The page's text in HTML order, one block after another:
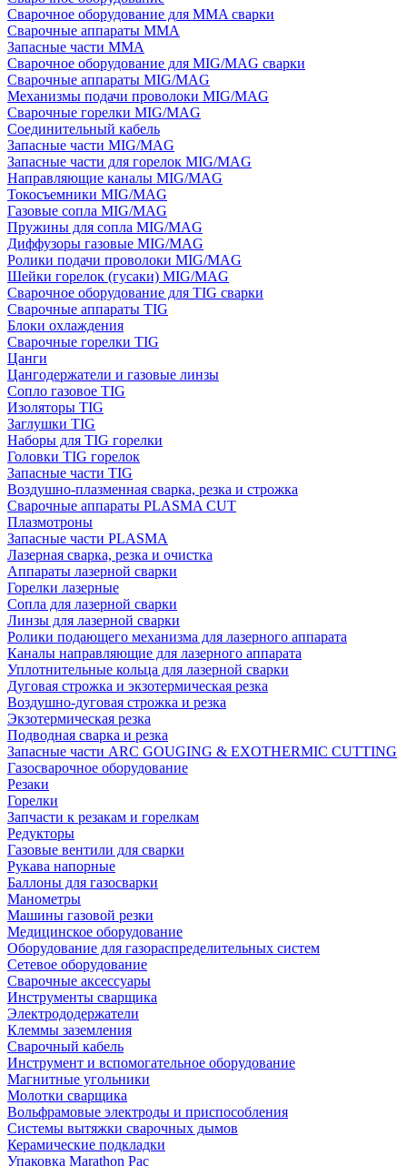
Сварочное оборудование для MMA сварки
Сварочные аппараты MMA
Запасные части MMA
Сварочное оборудование для MIG/MAG сварки
Сварочные аппараты MIG/MAG
Механизмы подачи проволоки MIG/MAG
Сварочные горелки MIG/MAG
Соединительный кабель
Запасные части MIG/MAG
Запасные части для горелок MIG/MAG
Направляющие каналы MIG/MAG
Токосъемники MIG/MAG
Газовые сопла MIG/MAG
Пружины для сопла MIG/MAG
Диффузоры газовые MIG/MAG
Ролики подачи проволоки MIG/MAG
Шейки горелок (гусаки) MIG/MAG
Сварочное оборудование для TIG сварки
Сварочные аппараты TIG
Блоки охлаждения
Сварочные горелки TIG
Цанги
Цангодержатели и газовые линзы
Сопло газовое TIG
Изоляторы TIG
Заглушки TIG
Наборы для TIG горелки
Головки TIG горелок
Запасные части TIG
Воздушно-плазменная сварка, резка и строжка
Сварочные аппараты PLASMA CUT
Плазмотроны
Запасные части PLASMA
Лазерная сварка, резка и очистка
Аппараты лазерной сварки
Горелки лазерные
Сопла для лазерной сварки
Линзы для лазерной сварки
Ролики подающего механизма для лазерного аппарата
Каналы направляющие для лазерного аппарата
Уплотнительные кольца для лазерной сварки
Дуговая строжка и экзотермическая резка
Воздушно-дуговая строжка и резка
Экзотермическая резка
Подводная сварка и резка
Запасные части ARC GOUGING & EXOTHERMIC CUTTING
Газосварочное оборудование
Резаки
Горелки
Запчасти к резакам и горелкам
Редукторы
Газовые вентили для сварки
Рукава напорные
Баллоны для газосварки
Манометры
Машины газовой резки
Медицинское оборудование
Оборудование для газораспределительных систем
Сетевое оборудование
Сварочные аксессуары
Инструменты сварщика
Электрододержатели
Клеммы заземления
Сварочный кабель
Инструмент и вспомогательное оборудование
Магнитные угольники
Молотки сварщика
Вольфрамовые электроды и приспособления
Системы вытяжки сварочных дымов
Керамические подкладки
Упаковка Marathon Pac